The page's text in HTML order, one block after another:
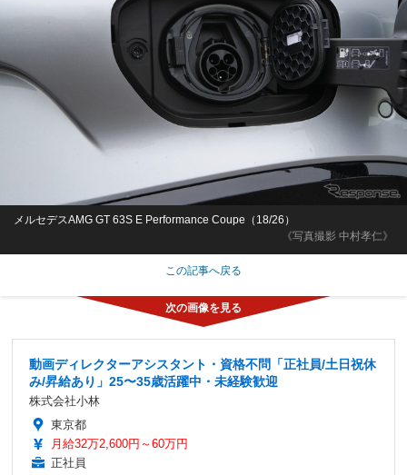
《写真撮影 中村孝仁》
メルセデスAMG GT 63S E Performance Coupe（18/26）
この記事へ戻る
動画ディレクターアシスタント・資格不問「正社員/土日祝休
み/昇給あり」25〜35歳活躍中・未経験歓迎
株式会社小林
東京都
月給32万2,600円～60万円
正社員